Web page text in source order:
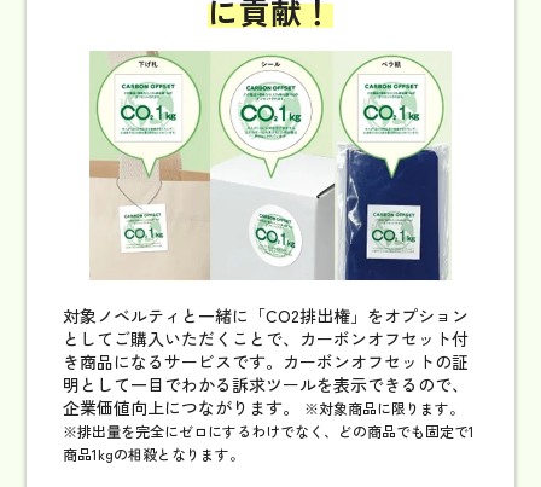
に貢献！
対象ノベルティと一緒に「CO2排出権」をオプション
としてご購入いただくことで、カーボンオフセット付
き商品になるサービスです。カーボンオフセットの証
明として一目でわかる訴求ツールを表示できるので、
企業価値向上につながります。
※対象商品に限ります。
※排出量を完全にゼロにするわけでなく、どの商品でも固定で1
商品1kgの相殺となります。